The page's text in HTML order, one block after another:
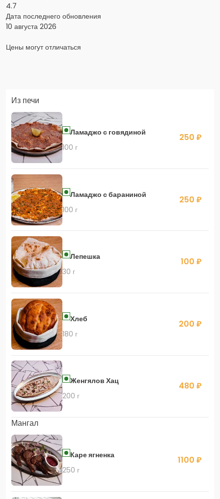
4.7
Дата последнего обновления
10 августа 2026
Цены могут отличаться
Скидка 400 руб. на первый заказ в приложении!
Скидка 450 руб. на первый заказ в приложении
Из печи
Ламаджо с говядиной
100 г
250 ₽
Ламаджо с бараниной
100 г
250 ₽
Лепешка
30 г
100 ₽
Хлеб
180 г
200 ₽
Женгялов Хац
200 г
480 ₽
Мангал
Каре ягненка
250 г
1100 ₽